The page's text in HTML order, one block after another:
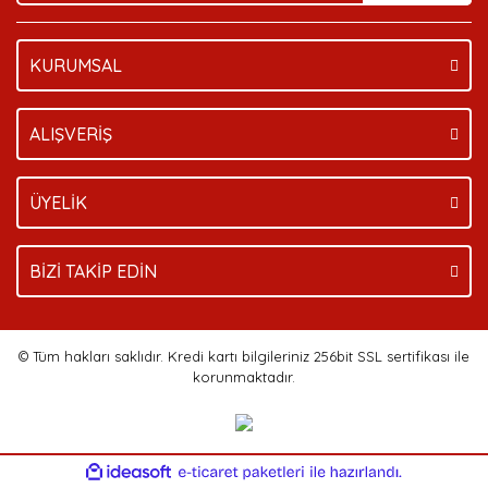
KURUMSAL
ALIŞVERİŞ
ÜYELİK
BİZİ TAKİP EDİN
© Tüm hakları saklıdır. Kredi kartı bilgileriniz 256bit SSL sertifikası ile
korunmaktadır.
ideasoft
e-